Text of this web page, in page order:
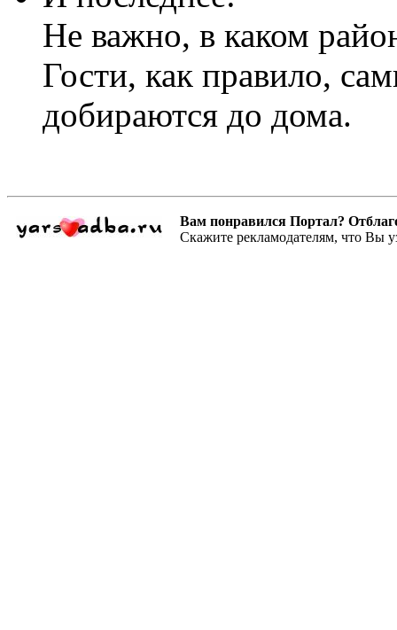
Не важно, в каком
Гости, как правило,
добираются до дома.
Вам понравился Портал?
Скажите рекламодателям, что Вы